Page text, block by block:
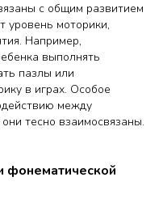
с общим развитием
уровень моторики,
Например,
выполнять
пазлы или
в играх. Особое
между
тесно взаимосвязаны.
фонематической